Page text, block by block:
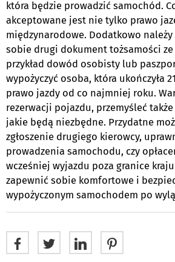
która będzie prowadzić samochód.
akceptowane jest nie tylko prawo
międzynarodowe. Dodatkowo
sobie drugi dokument tożsamości
przykład dowód osobisty lub
wypożyczyć osoba, która ukończyła
prawo jazdy od co najmniej roku.
rezerwacji pojazdu, przemyśleć
jakie będą niezbędne. Przydatne
zgłoszenie drugiego kierowcy,
prowadzenia samochodu, czy
wcześniej wyjazdu poza granice
zapewnić sobie komfortowe i
wypożyczonym samochodem po